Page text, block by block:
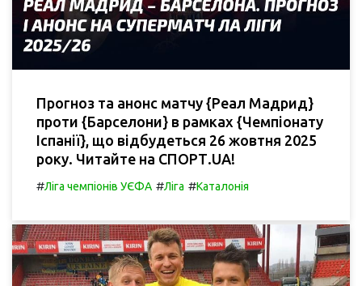
Прогноз та анонс матчу {Реал Мадрид}
проти {Барселони} в рамках {Чемпіонату
Іспанії}, що відбудеться 26 жовтня 2025
року. Читайте на СПОРТ.UA!
#Ліга чемпіонів УЄФА #Ліга #Каталонія